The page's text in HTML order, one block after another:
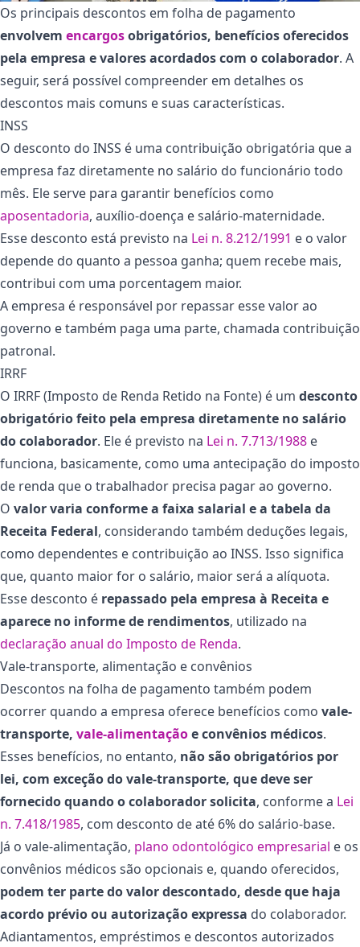
Os principais descontos em folha de pagamento
envolvem encargosobrigatórios, benefícios oferecidos
pela empresa e valores acordados com o colaborador. A
seguir, será possível compreender em detalhes os
descontos mais comuns e suas características.
INSS
O desconto do INSS é uma contribuição obrigatória que a
empresa faz diretamente no salário do funcionário todo
mês. Ele serve para garantir benefícios como
aposentadoria, auxílio-doença e salário-maternidade.
Esse desconto está previsto na Lei n. 8.212/1991 e o valor
depende do quanto a pessoa ganha; quem recebe mais,
contribui com uma porcentagem maior.
A empresa é responsável por repassar esse valor ao
governo e também paga uma parte, chamada contribuição
patronal.
IRRF
O IRRF (Imposto de Renda Retido na Fonte) é um desconto
obrigatório feito pela empresa diretamente no salário
do colaborador. Ele é previsto na Lei n. 7.713/1988 e
funciona, basicamente, como uma antecipação do imposto
de renda que o trabalhador precisa pagar ao governo.
O valor varia conforme a faixa salarial e a tabela da
Receita Federal, considerando também deduções legais,
como dependentes e contribuição ao INSS. Isso significa
que, quanto maior for o salário, maior será a alíquota.
Esse desconto é repassado pela empresa à Receita e
aparece no informe de rendimentos, utilizado na
declaração anual do Imposto de Renda.
Vale-transporte, alimentação e convênios
Descontos na folha de pagamento também podem
ocorrer quando a empresa oferece benefícios como vale-
transporte, vale-alimentaçãoe convênios médicos.
Esses benefícios, no entanto, não são obrigatórios por
lei, com exceção do vale-transporte, que deve ser
fornecido quando o colaborador solicita, conforme a Lei
n. 7.418/1985, com desconto de até 6% do salário-base.
Já o vale-alimentação, plano odontológico empresarial e os
convênios médicos são opcionais e, quando oferecidos,
podem ter parte do valor descontado, desde que haja
acordo prévio ou autorização expressa do colaborador.
Adiantamentos, empréstimos e descontos autorizados